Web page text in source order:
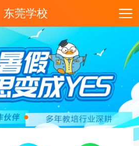
东莞学校